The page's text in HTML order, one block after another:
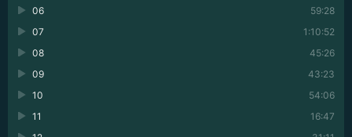
59:28
06
1:10:52
07
45:26
08
43:23
09
54:06
10
16:47
11